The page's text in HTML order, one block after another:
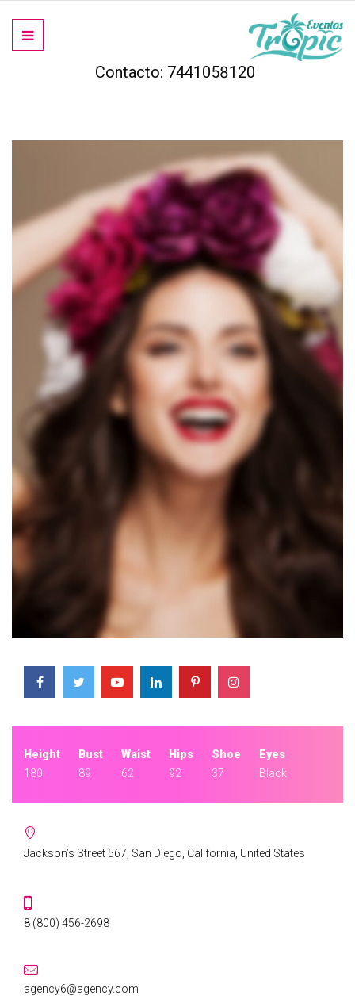
Contacto: 7441058120
Height
180
Bust
89
Waist
62
Hips
92
Shoe
37
Eyes
Black
Jackson’s Street 567, San Diego, California, United States
8 (800) 456-2698
agency6@agency.com